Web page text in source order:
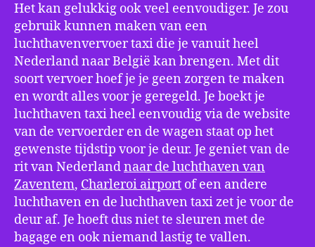
Het kan gelukkig ook veel eenvoudiger. Je zou
gebruik kunnen maken van een
luchthavenvervoer taxi die je vanuit heel
Nederland naar België kan brengen. Met dit
soort vervoer hoef je je geen zorgen te maken
en wordt alles voor je geregeld. Je boekt je
luchthaven taxi heel eenvoudig via de website
van de vervoerder en de wagen staat op het
gewenste tijdstip voor je deur. Je geniet van de
rit van Nederlandnaar de luchthaven van
Zaventem, Charleroi airport of een andere
luchthaven en de luchthaven taxi zet je voor de
deur af. Je hoeft dus niet te sleuren met de
bagage en ook niemand lastig te vallen.